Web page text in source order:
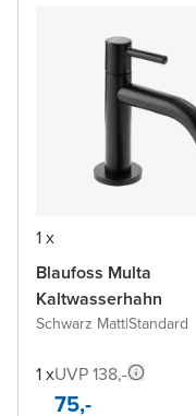
1 x
Blaufoss Multa
Kaltwasserhahn
Schwarz Matt|Standard
1 xUVP 138,-
75,-